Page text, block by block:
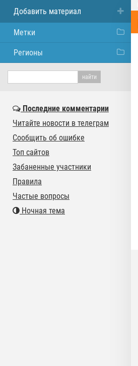
Добавить материал
Метки
Регионы
Последние комментарии
Читайте новости в телеграм
Сообщить об ошибке
Топ сайтов
Забаненные участники
Правила
Частые вопросы
Ночная тема